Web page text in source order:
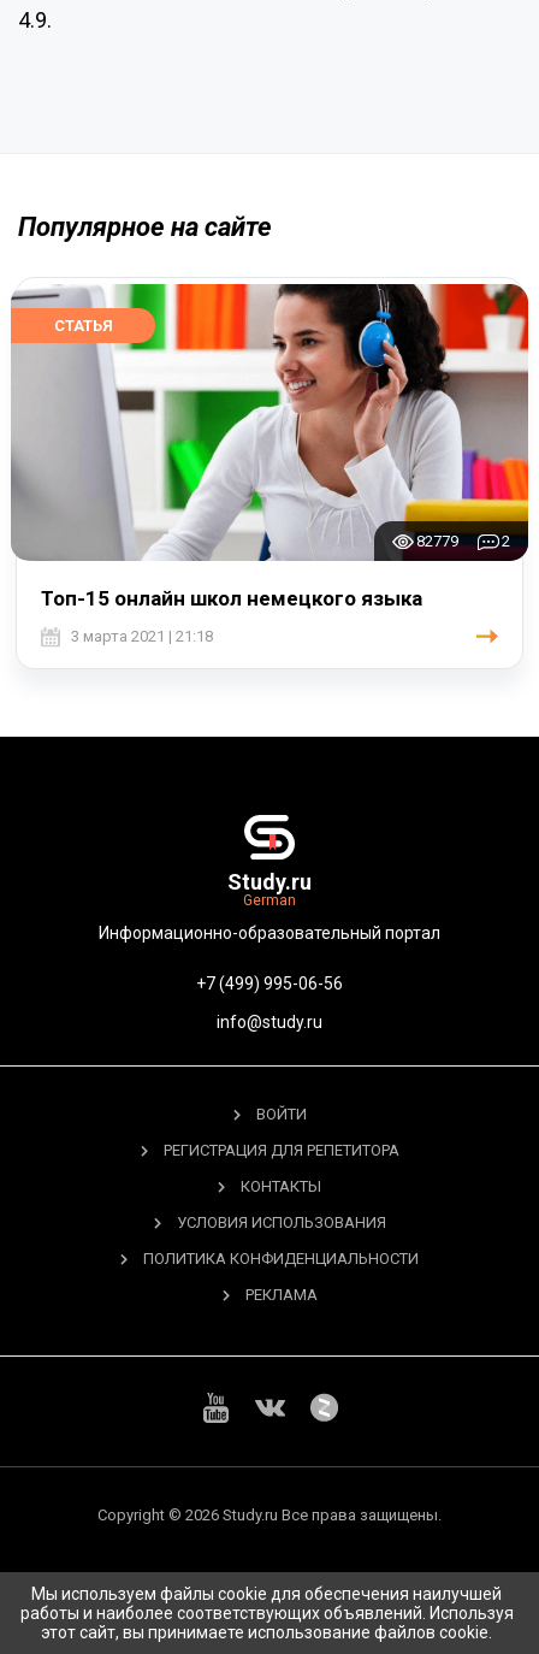
4.9.
Популярное на сайте
СТАТЬЯ
82779 2
Топ-15 онлайн школ немецкого языка
3 марта 2021 | 21:18
Study.ru
German
Информационно-образовательный портал
+7 (499) 995-06-56
info@study.ru
ВОЙТИ
РЕГИСТРАЦИЯ ДЛЯ РЕПЕТИТОРА
КОНТАКТЫ
УСЛОВИЯ ИСПОЛЬЗОВАНИЯ
ПОЛИТИКА КОНФИДЕНЦИАЛЬНОСТИ
РЕКЛАМА
Copyright © 2026 Study.ru Все права защищены.
Мы используем файлы cookie для обеспечения наилучшей
работы и наиболее соответствующих объявлений. Используя
этот сайт, вы принимаете использование файлов cookie.